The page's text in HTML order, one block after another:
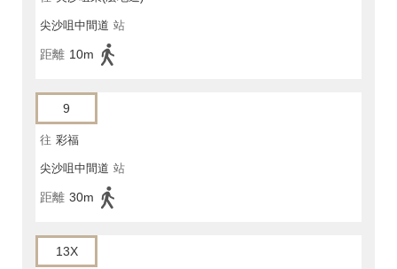
尖沙咀中間道 站
距離 10m
9
往 彩福
尖沙咀中間道 站
距離 30m
13X